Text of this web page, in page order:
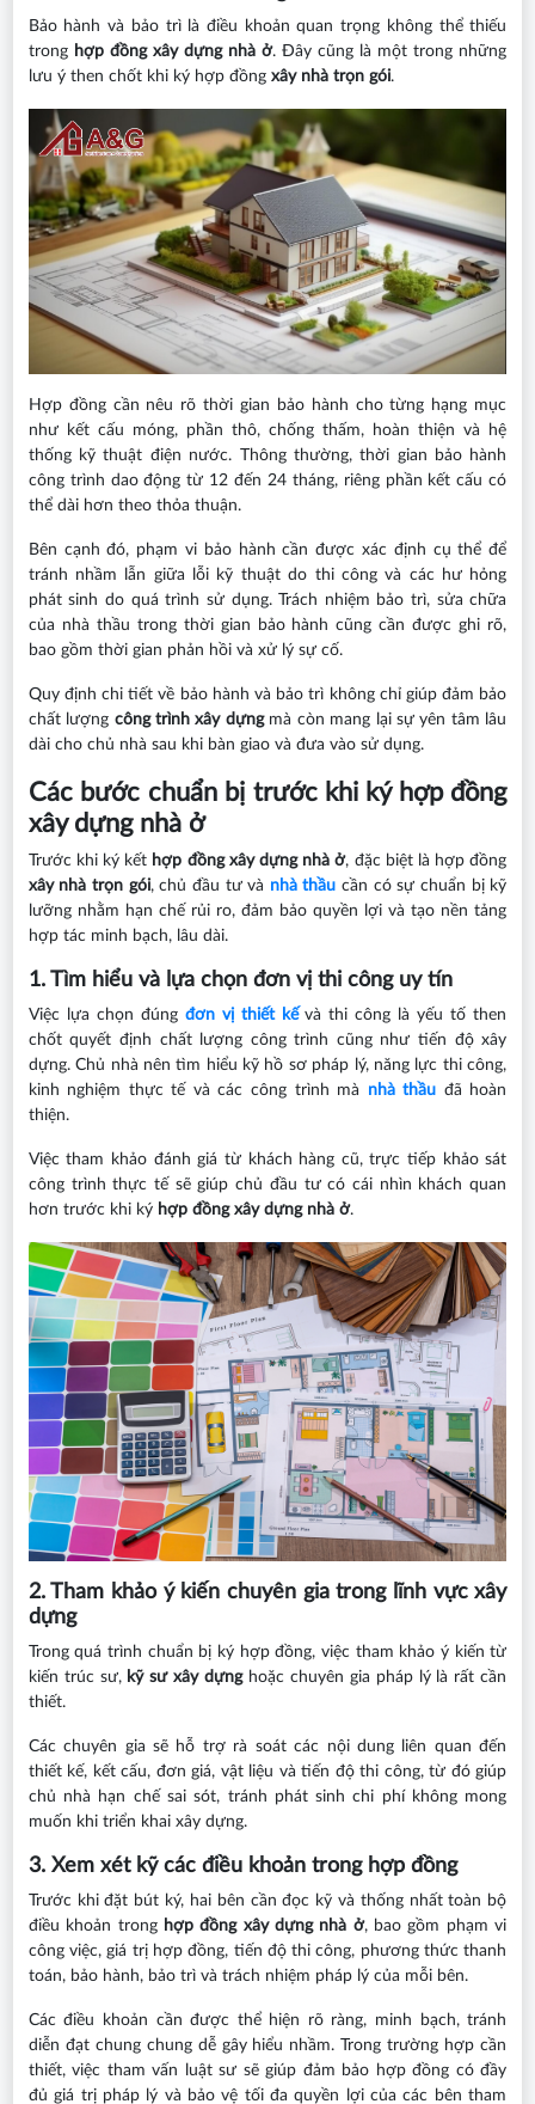
Bảo hành và bảo trì là điều khoản quan trọng không thể thiếu
tronghợp đồng xây dựng nhà ở. Đây cũng là một trong những
lưu ý then chốt khi ký hợp đồng xây nhà trọn gói.
Hợp đồng cần nêu rõ thời gian bảo hành cho từng hạng mục
như kết cấu móng, phần thô, chống thấm, hoàn thiện và hệ
thống kỹ thuật điện nước. Thông thường, thời gian bảo hành
công trình dao động từ 12 đến 24 tháng, riêng phần kết cấu có
thể dài hơn theo thỏa thuận.
Bên cạnh đó, phạm vi bảo hành cần được xác định cụ thể để
tránh nhầm lẫn giữa lỗi kỹ thuật do thi công và các hư hỏng
phát sinh do quá trình sử dụng. Trách nhiệm bảo trì, sửa chữa
của nhà thầu trong thời gian bảo hành cũng cần được ghi rõ,
bao gồm thời gian phản hồi và xử lý sự cố.
Quy định chi tiết về bảo hành và bảo trì không chỉ giúp đảm bảo
chất lượng công trình xây dựngmà còn mang lại sự yên tâm lâu
dài cho chủ nhà sau khi bàn giao và đưa vào sử dụng.
Các bước chuẩn bị trước khi ký hợp đồng
xây dựng nhà ở
Trước khi ký kết hợp đồng xây dựng nhà ở, đặc biệt là hợp đồng
xây nhà trọn gói, chủ đầu tư và nhà thầu cần có sự chuẩn bị kỹ
lưỡng nhằm hạn chế rủi ro, đảm bảo quyền lợi và tạo nền tảng
hợp tác minh bạch, lâu dài.
1. Tìm hiểu và lựa chọn đơn vị thi công uy tín
Việc lựa chọn đúng đơn vị thiết kế và thi công là yếu tố then
chốt quyết định chất lượng công trình cũng như tiến độ xây
dựng. Chủ nhà nên tìm hiểu kỹ hồ sơ pháp lý, năng lực thi công,
kinh nghiệm thực tế và các công trình mà nhà thầu đã hoàn
thiện.
Việc tham khảo đánh giá từ khách hàng cũ, trực tiếp khảo sát
công trình thực tế sẽ giúp chủ đầu tư có cái nhìn khách quan
hơn trước khi ký hợp đồng xây dựng nhà ở.
2. Tham khảo ý kiến chuyên gia trong lĩnh vực xây
dựng
Trong quá trình chuẩn bị ký hợp đồng, việc tham khảo ý kiến từ
kiến trúc sư,kỹ sư xây dựng hoặc chuyên gia pháp lý là rất cần
thiết.
Các chuyên gia sẽ hỗ trợ rà soát các nội dung liên quan đến
thiết kế, kết cấu, đơn giá, vật liệu và tiến độ thi công, từ đó giúp
chủ nhà hạn chế sai sót, tránh phát sinh chi phí không mong
muốn khi triển khai xây dựng.
3. Xem xét kỹ các điều khoản trong hợp đồng
Trước khi đặt bút ký, hai bên cần đọc kỹ và thống nhất toàn bộ
điều khoản trong hợp đồng xây dựng nhà ở, bao gồm phạm vi
công việc, giá trị hợp đồng, tiến độ thi công, phương thức thanh
toán, bảo hành, bảo trì và trách nhiệm pháp lý của mỗi bên.
Các điều khoản cần được thể hiện rõ ràng, minh bạch, tránh
diễn đạt chung chung dễ gây hiểu nhầm. Trong trường hợp cần
thiết, việc tham vấn luật sư sẽ giúp đảm bảo hợp đồng có đầy
đủ giá trị pháp lý và bảo vệ tối đa quyền lợi của các bên tham